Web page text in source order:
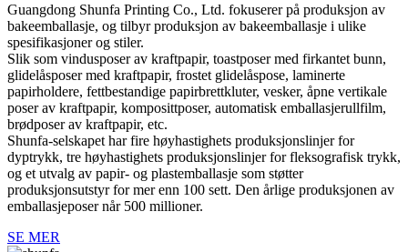
Guangdong Shunfa Printing Co., Ltd. fokuserer på produksjon av
bakeemballasje, og tilbyr produksjon av bakeemballasje i ulike
spesifikasjoner og stiler.
Slik som vindusposer av kraftpapir, toastposer med firkantet bunn,
glidelåsposer med kraftpapir, frostet glidelåspose, laminerte
papirholdere, fettbestandige papirbrettkluter, vesker, åpne vertikale
poser av kraftpapir, komposittposer, automatisk emballasjerullfilm,
brødposer av kraftpapir, etc.
Shunfa-selskapet har fire høyhastighets produksjonslinjer for
dyptrykk, tre høyhastighets produksjonslinjer for fleksografisk trykk,
og et utvalg av papir- og plastemballasje som støtter
produksjonsutstyr for mer enn 100 sett. Den årlige produksjonen av
emballasjeposer når 500 millioner.
SE MER